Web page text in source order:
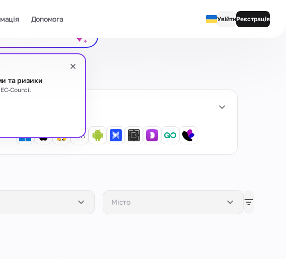
Допомога
Português
繁體中文
УвійтиРеєстрація
Місто
Очистити чат
та ризики
Council